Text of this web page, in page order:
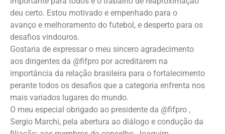
deu certo. Estou motivado e empenhado para o
avanço e melhoramento do futebol, e desperto para os
desafios vindouros.
Gostaria de expressar o meu sincero agradecimento
aos dirigentes da @fifpro por acreditarem na
importância da relação brasileira para o fortalecimento
perante todos os desafios que a categoria enfrenta nos
mais variados lugares do mundo.
O meu especial obrigado ao presidente da @fifpro ,
Sergio Marchi, pela abertura ao diálogo e condução da